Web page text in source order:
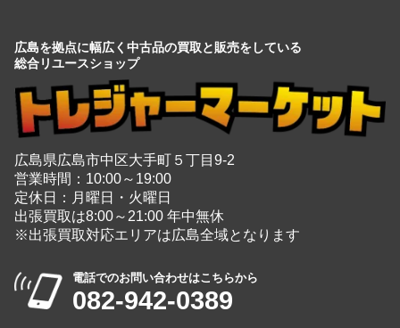
広島県広島市中区大手町５丁目9-2
営業時間：10:00～19:00
定休日：月曜日・火曜日
出張買取は8:00～21:00 年中無休
※出張買取対応エリアは広島全域となります
電話でのお問い合わせはこちらから
082-942-0389
家電 ＋
玩具 ＋
時計 ＋